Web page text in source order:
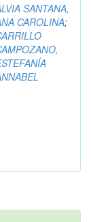
SANTANA,
CAROLINA;